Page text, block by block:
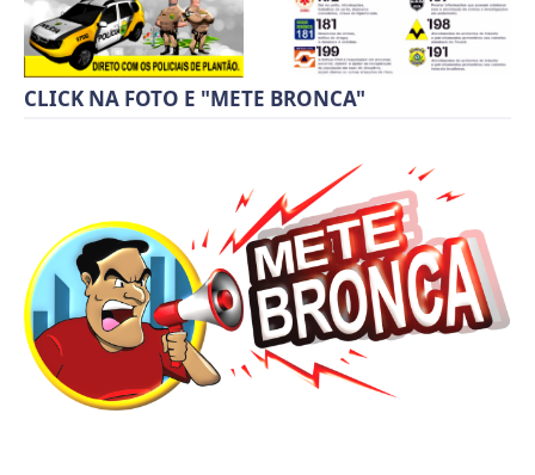
CLICK NA FOTO E "METE BRONCA"